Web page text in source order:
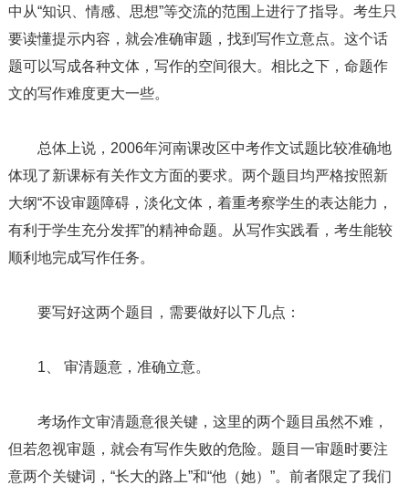
中从“知识、情感、思想”等交流的范围上进行了指导。考生只
要读懂提示内容，就会准确审题，找到写作立意点。这个话
题可以写成各种文体，写作的空间很大。相比之下，命题作
文的写作难度更大一些。
总体上说，2006年河南课改区中考作文试题比较准确地
体现了新课标有关作文方面的要求。两个题目均严格按照新
大纲“不设审题障碍，淡化文体，着重考察学生的表达能力，
有利于学生充分发挥”的精神命题。从写作实践看，考生能较
顺利地完成写作任务。
要写好这两个题目，需要做好以下几点：
1、 审清题意，准确立意。
考场作文审清题意很关键，这里的两个题目虽然不难，
但若忽视审题，就会有写作失败的危险。题目一审题时要注
意两个关键词，“长大的路上”和“他（她）”。前者限定了我们